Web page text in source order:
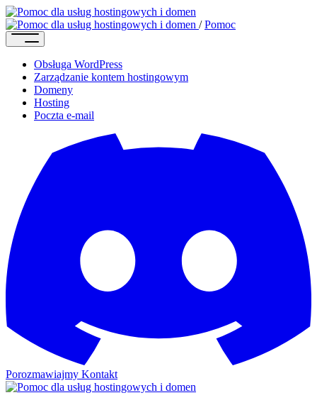
/ Pomoc
Obsługa WordPress
Zarządzanie kontem hostingowym
Domeny
Hosting
Poczta e-mail
Porozmawiajmy Kontakt